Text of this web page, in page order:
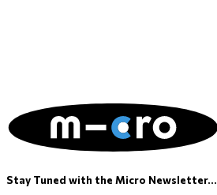
Stay Tuned with the Micro Newsletter...